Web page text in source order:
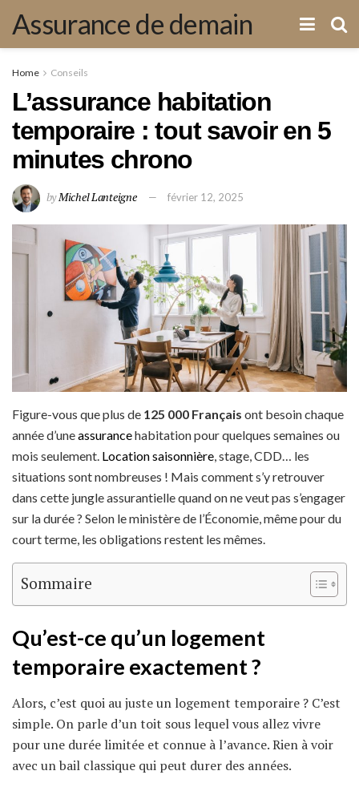
Assurance de demain
Home Conseils
L’assurance habitation
temporaire : tout savoir en 5
minutes chrono
byMichel Lanteigne février 12, 2025
Figure-vous que plus de 125 000 Français ont besoin chaque
année d’uneassurancehabitation pour quelques semaines ou
mois seulement. Location saisonnière , stage, CDD… les
situations sont nombreuses ! Mais comment s’y retrouver
dans cette jungle assurantielle quand on ne veut pas s’engager
sur la durée ? Selon le ministère de l’Économie, même pour du
court terme, les obligations restent les mêmes.
Sommaire
Qu’est-ce qu’un logement
temporaire exactement ?
Alors, c’est quoi au juste un logement temporaire ? C’est
simple. On parle d’un toit sous lequel vous allez vivre
pour une durée limitée et connue à l’avance. Rien à voir
avec un bail classique qui peut durer des années.